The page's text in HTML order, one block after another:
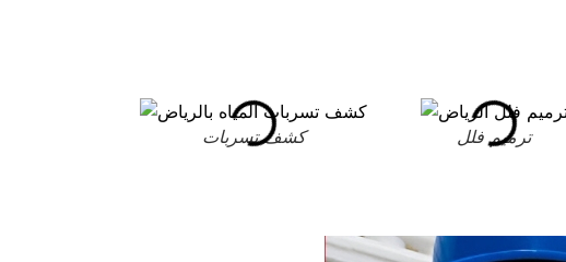
كشف تسربات ترميم فلل